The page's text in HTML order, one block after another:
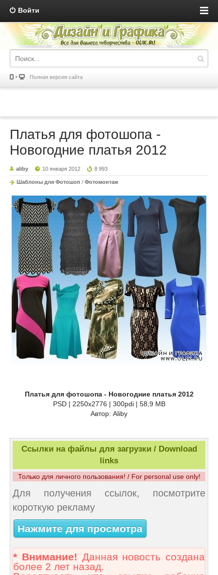
Войти
Полная версия сайта
Платья для фотошопа -
Новогодние платья 2012
aliby 10 января 2012 8 993
Шаблоны для Фотошоп / Фотомонтаж
Платья для фотошопа - Новогодние платья 2012
PSD | 2250x2776 | 300pdi | 58,9 MB
Автор: Aliby
Ссылки на файлы для загрузки / Download
links
Только для личного пользования! / For personal use only!
Для получения ссылок, посмотрите
короткую рекламу
Нажмите для просмотра
* Внимание! Данная новость создана
более 2 лет назад.